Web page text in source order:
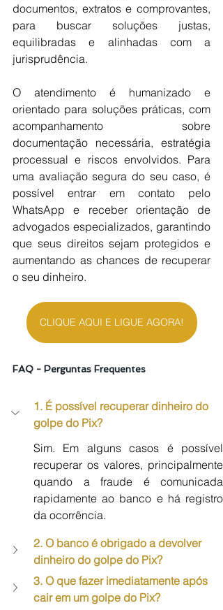
documentos, extratos e comprovantes,
para buscar soluções justas,
equilibradas e alinhadas com a
jurisprudência.
O atendimento é humanizado e
orientado para soluções práticas, com
acompanhamento sobre
documentação necessária, estratégia
processual e riscos envolvidos. Para
uma avaliação segura do seu caso, é
possível entrar em contato pelo
WhatsApp e receber orientação de
advogados especializados, garantindo
que seus direitos sejam protegidos e
aumentando as chances de recuperar
o seu dinheiro.
CLIQUE AQUI E LIGUE AGORA!
FAQ - Perguntas Frequentes
1. É possível recuperar dinheiro do
golpe do Pix?
Sim. Em alguns casos é possível
recuperar os valores, principalmente
quando a fraude é comunicada
rapidamente ao banco e há registro
da ocorrência.
2. O banco é obrigado a devolver
dinheiro do golpe do Pix?
3. O que fazer imediatamente após
cair em um golpe do Pix?